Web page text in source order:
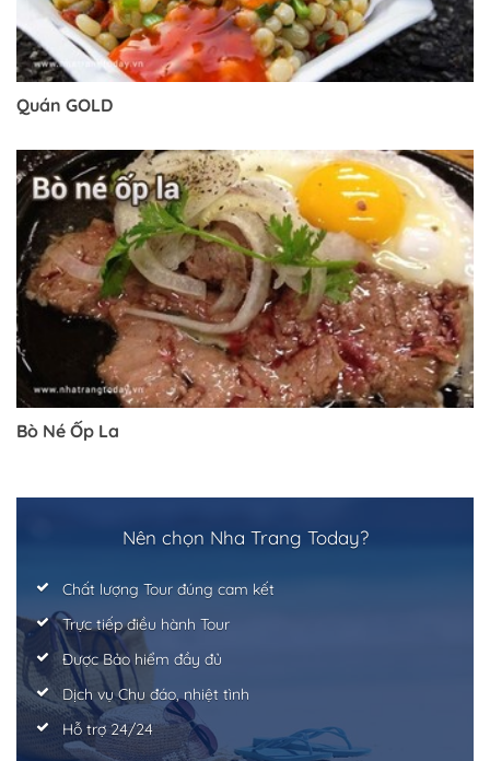
Quán GOLD
Bò Né Ốp La
Nên chọn Nha Trang Today?
Chất lượng Tour đúng cam kết
Trực tiếp điều hành Tour
Được Bảo hiểm đầy đủ
Dịch vụ Chu đáo, nhiệt tình
Hỗ trợ 24/24